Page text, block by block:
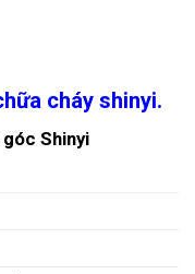
cháy shinyi.
Shinyi